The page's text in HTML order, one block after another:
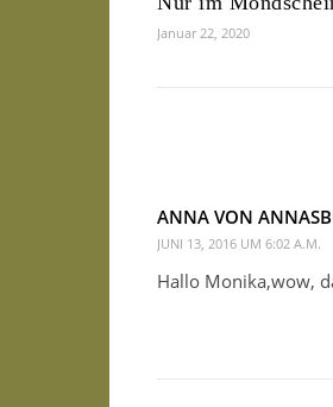
Januar 22, 2020
ANNA VON
JUNI 13, 2016 UM 6:02 A.M.
Hallo Monika,wow,